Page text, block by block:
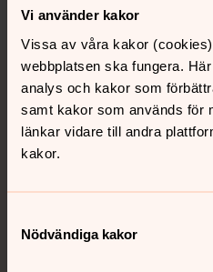
Vi använder kakor
Vissa av våra kakor
webbplatsen ska fungera.
analys och kakor som
samt kakor som används för
länkar vidare till andra
kakor.
Nödvändiga kakor
Tillbaka till toppen
Tillbaka till innehållet
Kontakt